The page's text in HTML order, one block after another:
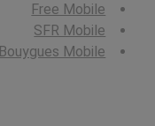
Free Mobile
SFR Mobile
Bouygues Mobile